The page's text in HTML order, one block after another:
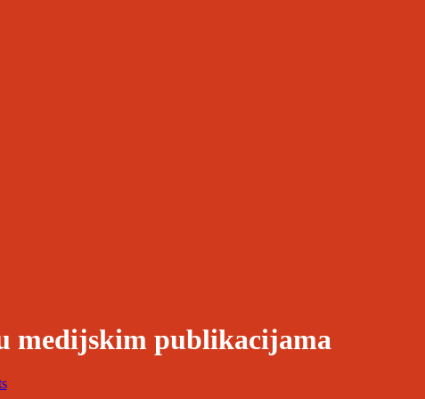
medijskim publikacijama